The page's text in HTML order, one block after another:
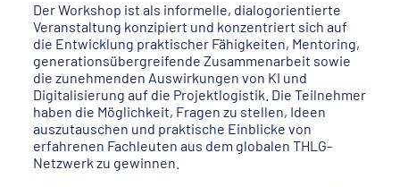
Der Workshop ist als informelle, dialogorientierte
Veranstaltung konzipiert und konzentriert sich auf
die Entwicklung praktischer Fähigkeiten, Mentoring,
generationsübergreifende Zusammenarbeit sowie
die zunehmenden Auswirkungen von KI und
Digitalisierung auf die Projektlogistik. Die Teilnehmer
haben die Möglichkeit, Fragen zu stellen, Ideen
auszutauschen und praktische Einblicke von
erfahrenen Fachleuten aus dem globalen THLG-
Netzwerk zu gewinnen.